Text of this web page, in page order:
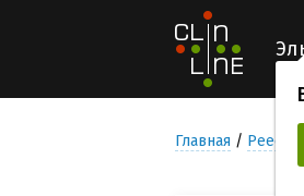
Главная